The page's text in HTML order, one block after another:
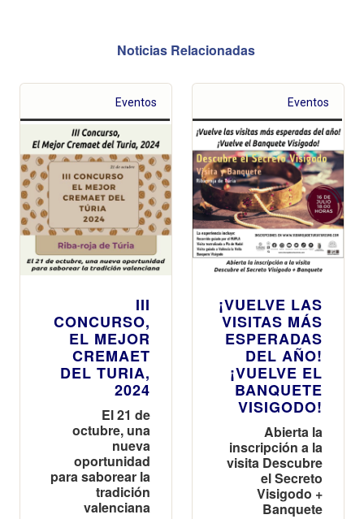
Noticias Relacionadas
Eventos
III
CONCURSO,
EL MEJOR
CREMAET
DEL TURIA,
2024
El 21 de
octubre, una
nueva
oportunidad
para saborear la
tradición
valenciana
Eventos
¡VUELVE LAS
VISITAS MÁS
ESPERADAS
DEL AÑO!
¡VUELVE EL
BANQUETE
VISIGODO!
Abierta la
inscripción a la
visita Descubre
el Secreto
Visigodo +
Banquete